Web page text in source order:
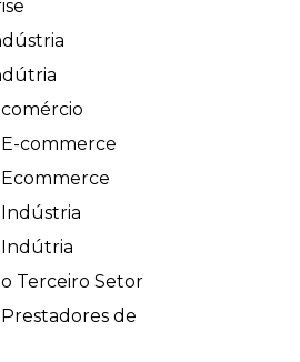
commerce
Indútria
Terceiro Setor
de